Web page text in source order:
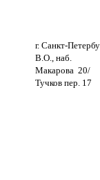
г. Санкт-
В.О., наб.
Макарова 20/
Тучков пер. 17